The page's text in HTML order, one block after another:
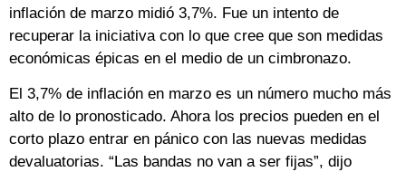
inflación de marzo midió 3,7%. Fue un intento de
recuperar la iniciativa con lo que cree que son medidas
económicas épicas en el medio de un cimbronazo.
El 3,7% de inflación en marzo es un número mucho más
alto de lo pronosticado. Ahora los precios pueden en el
corto plazo entrar en pánico con las nuevas medidas
devaluatorias. “Las bandas no van a ser fijas”, dijo